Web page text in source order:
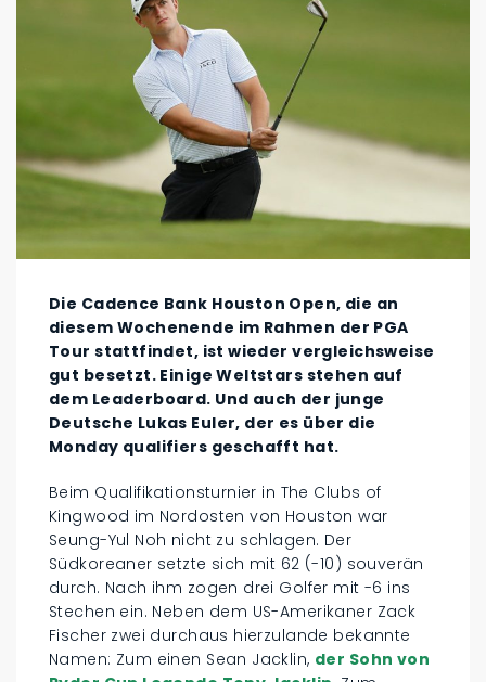
Die Cadence Bank Houston Open, die an
diesem Wochenende im Rahmen der PGA
Tour stattfindet, ist wieder vergleichsweise
gut besetzt. Einige Weltstars stehen auf
dem Leaderboard. Und auch der junge
Deutsche Lukas Euler, der es über die
Monday qualifiers geschafft hat.
Beim Qualifikationsturnier in The Clubs of
Kingwood im Nordosten von Houston war
Seung-Yul Noh nicht zu schlagen. Der
Südkoreaner setzte sich mit 62 (-10) souverän
durch. Nach ihm zogen drei Golfer mit -6 ins
Stechen ein. Neben dem US-Amerikaner Zack
Fischer zwei durchaus hierzulande bekannte
Namen: Zum einen Sean Jacklin, der Sohn von